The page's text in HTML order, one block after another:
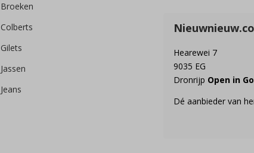
Broeken
Colberts
Gilets
Jassen
Jeans
Hearewei 7
9035 EG
Dronrijp Open in
Dé aanbieder van